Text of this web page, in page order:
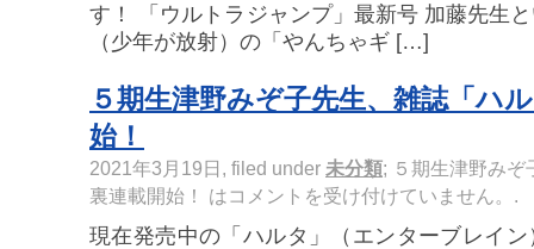
す！ 「ウルトラジャンプ」最新号 加藤先生
（少年が放射）の「やんちゃギ […]
５期生津野みぞ子先生、雑誌「ハ
始！
2021年3月19日, filed under 未分類; ５期生津野み
裏連載開始！ はコメントを受け付けていません。 .
現在発売中の「ハルタ」（エンターブレイ